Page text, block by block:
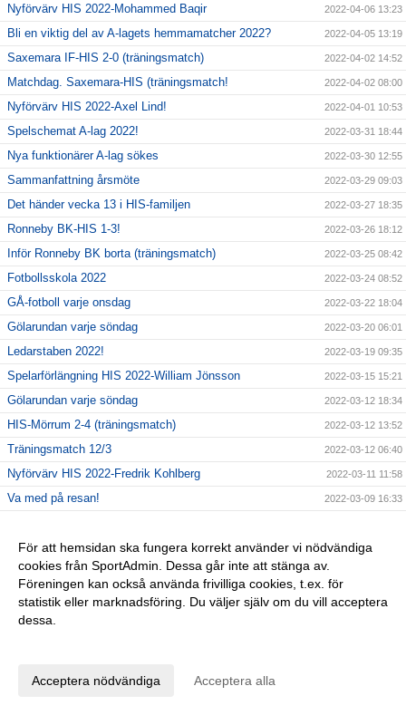
Nyförvärv HIS 2022-Mohammed Baqir 2022-04-06 13:23
Bli en viktig del av A-lagets hemmamatcher 2022? 2022-04-05 13:19
Saxemara IF-HIS 2-0 (träningsmatch) 2022-04-02 14:52
Matchdag. Saxemara-HIS (träningsmatch! 2022-04-02 08:00
Nyförvärv HIS 2022-Axel Lind! 2022-04-01 10:53
Spelschemat A-lag 2022! 2022-03-31 18:44
Nya funktionärer A-lag sökes 2022-03-30 12:55
Sammanfattning årsmöte 2022-03-29 09:03
Det händer vecka 13 i HIS-familjen 2022-03-27 18:35
Ronneby BK-HIS 1-3! 2022-03-26 18:12
Inför Ronneby BK borta (träningsmatch) 2022-03-25 08:42
Fotbollsskola 2022 2022-03-24 08:52
GÅ-fotboll varje onsdag 2022-03-22 18:04
Gölarundan varje söndag 2022-03-20 06:01
Ledarstaben 2022! 2022-03-19 09:35
Spelarförlängning HIS 2022-William Jönsson 2022-03-15 15:21
Gölarundan varje söndag 2022-03-12 18:34
HIS-Mörrum 2-4 (träningsmatch) 2022-03-12 13:52
Träningsmatch 12/3 2022-03-12 06:40
Nyförvärv HIS 2022-Fredrik Kohlberg 2022-03-11 11:58
Va med på resan! 2022-03-09 16:33
Ny sponsor! 2022-03-05 09:04
Kallelse årsmöte 2022-03-03 16:23
Ordförande har ordet… 2022-02-28 15:51
Högadals IS-Sölvesborg GIF U 4-1
För att hemsidan ska fungera korrekt använder vi nödvändiga
cookies från SportAdmin. Dessa går inte att stänga av.
Föreningen kan också använda frivilliga cookies, t.ex. för
statistik eller marknadsföring. Du väljer själv om du vill acceptera
dessa.
Acceptera nödvändiga Acceptera alla